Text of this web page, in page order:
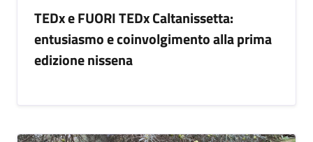
TEDx e FUORI TEDx Caltanissetta:
entusiasmo e coinvolgimento alla prima
edizione nissena